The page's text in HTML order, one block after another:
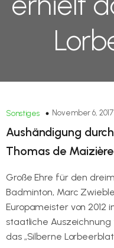
Sonstiges November 6, 2017
Aushändigung
Thomas de
Große Ehre für den
Badminton, Marc
Europameister von 2012
staatliche
das „Silberne